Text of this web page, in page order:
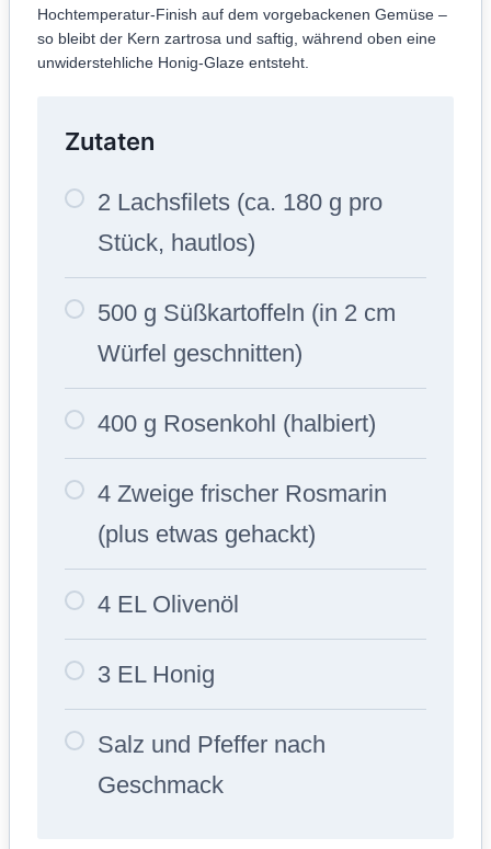
Hochtemperatur-Finish auf dem vorgebackenen Gemüse –
so bleibt der Kern zartrosa und saftig, während oben eine
unwiderstehliche Honig-Glaze entsteht.
Zutaten
2 Lachsfilets (ca. 180 g pro
Stück, hautlos)
500 g Süßkartoffeln (in 2 cm
Würfel geschnitten)
400 g Rosenkohl (halbiert)
4 Zweige frischer Rosmarin
(plus etwas gehackt)
4 EL Olivenöl
3 EL Honig
Salz und Pfeffer nach
Geschmack